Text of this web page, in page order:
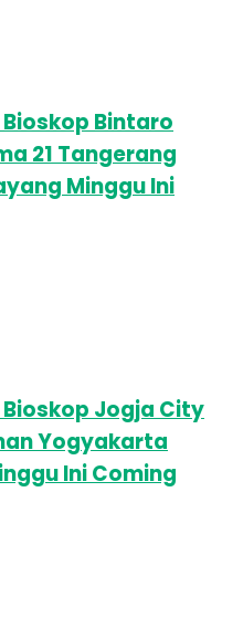
Bioskop Bintaro
21 Tangerang
Minggu Ini
Bioskop Jogja City
Yogyakarta
Ini Coming